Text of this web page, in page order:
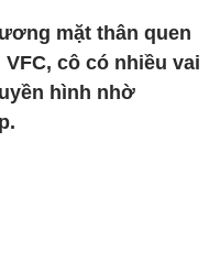
mặt thân quen
cô có nhiều vai
hình nhờ